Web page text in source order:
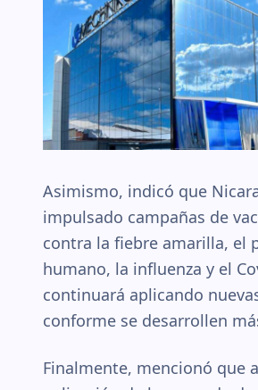
Asimismo, indicó que
impulsado campañas de
contra la fiebre amarilla, el
humano, la influenza y el
continuará aplicando
conforme se desarrollen
Finalmente, mencionó que